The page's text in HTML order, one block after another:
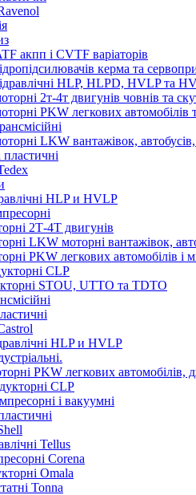
акпп і CVTF варіаторів
керма та
HLP, HLPD, HVLP та
2т-4т двигунів човнів та
PKW легкових автомобілів
LKW вантажівок, автобусів,
HLP и HVLP
2Т-4Т двигунів
LKW моторні вантажівок,
PKW легкових автомобілів і
CLP
STOU, UTTO та TDTO
HLP и HVLP
PKW легкових автомобілів,
CLP
і вакуумні
Tellus
Corena
Omala
Tonna